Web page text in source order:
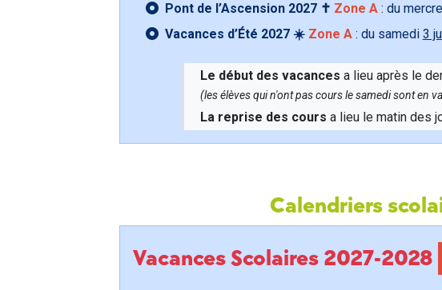
Pont de l’Ascension 2027 ✝️ Zone A: du
Vacances d’Été 2027 ☀️ Zone A: du samedi 3
Le début des vacances a lieu après le
(les élèves qui n'ont pas cours le samedi sont en
La reprise des cours a lieu le matin des
Calendriers
Vacances Scolaires 2027-2028